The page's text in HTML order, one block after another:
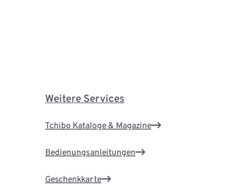
Weitere Services
Tchibo Kataloge & Magazine
Bedienungsanleitungen
Geschenkkarte